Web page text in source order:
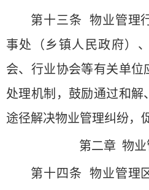
第十三条 物业管理
事处（乡镇人民政府）
会、行业协会等有关单
处理机制，鼓励通过和解
途径解决物业管理纠纷，
第二章 物业
第十四条 物业管理